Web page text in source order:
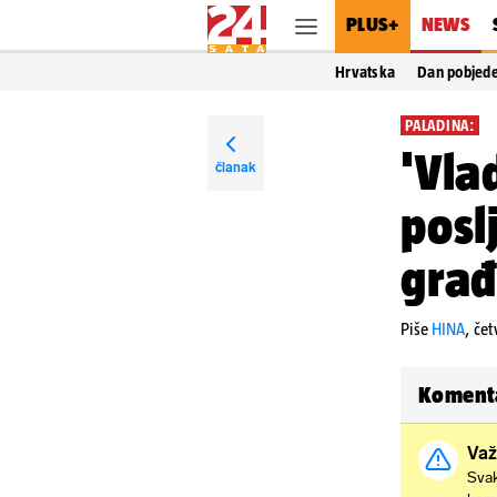
PLUS+ NEWS
Hrvatska Dan
članak
PALADINA:
Piše HINA,